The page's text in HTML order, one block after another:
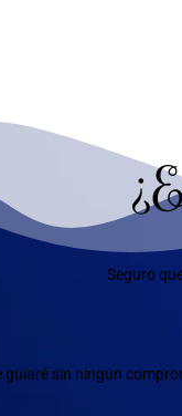
Seguro
sin ningún